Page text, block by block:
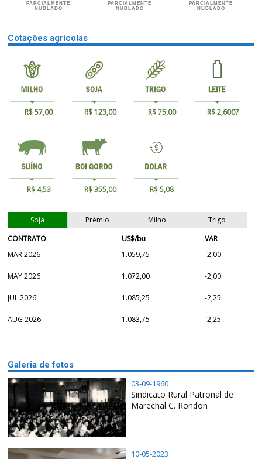
PARCIALMENTE
NUBLADO
PARCIALMENTE
NUBLADO
PARCIALMENTE
NUBLADO
Cotações agrícolas
R$ 57,00 R$ 123,00 R$ 75,00 R$ 2,6007
R$ 4,53 R$ 355,00 R$ 5,08
Soja Prêmio Milho
Trigo
CONTRATO
US$/bu
VAR
MAR 2026
1.059,75 -2,00
MAY 2026 1.072,00 -2,00
JUL 2026 1.085,25 -2,25
AUG 2026 1.083,75 -2,25
Galeria de fotos
03-09-1960
Sindicato Rural Patronal de
Marechal C. Rondon
10-05-2023